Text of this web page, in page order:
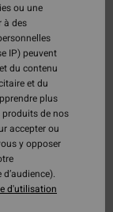
ou une
à des
IP) peuvent
du contenu
et du
plus
produits de nos
accepter ou
y opposer
d'utilisation